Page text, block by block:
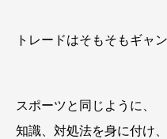
トレードはそもそもギャ
スポーツと同じように、
知識、対処法を身に付け、